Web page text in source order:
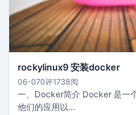
rockylinux9 安装docker
06-070评1738阅
一、Docker简介 Docker 是一
他们的应用以...